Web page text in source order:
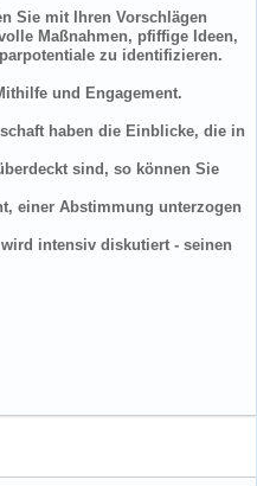
Sie mit Ihren Vorschlägen
Maßnahmen, pfiffige Ideen,
zu identifizieren.
und Engagement.
haben die Einblicke, die in
sind, so können Sie
einer Abstimmung unterzogen
intensiv diskutiert - seinen